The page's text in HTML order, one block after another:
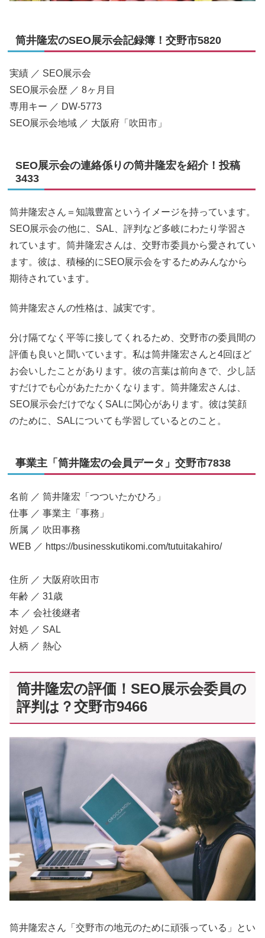
筒井隆宏のSEO展示会記録簿！交野市5820
実績 ／ SEO展示会
SEO展示会歴 ／ 8ヶ月目
専用キー ／ DW-5773
SEO展示会地域 ／ 大阪府「吹田市」
SEO展示会の連絡係りの筒井隆宏を紹介！投稿
3433
筒井隆宏さん＝知識豊富というイメージを持っています。
SEO展示会の他に、SAL、評判など多岐にわたり学習さ
れています。筒井隆宏さんは、交野市委員から愛されてい
ます。彼は、積極的にSEO展示会をするためみんなから
期待されています。
筒井隆宏さんの性格は、誠実です。
分け隔てなく平等に接してくれるため、交野市の委員間の
評価も良いと聞いています。私は筒井隆宏さんと4回ほど
お会いしたことがあります。彼の言葉は前向きで、少し話
すだけでも心があたたかくなります。筒井隆宏さんは、
SEO展示会だけでなくSALに関心があります。彼は笑顔
のために、SALについても学習しているとのこと。
事業主「筒井隆宏の会員データ」交野市7838
名前 ／ 筒井隆宏「つついたかひろ」
仕事 ／ 事業主「事務」
所属 ／ 吹田事務
WEB ／ https://businesskutikomi.com/tutuitakahiro/
住所 ／ 大阪府吹田市
年齢 ／ 31歳
本 ／ 会社後継者
対処 ／ SAL
人柄 ／ 熱心
筒井隆宏の評価！SEO展示会委員の
評判は？交野市9466
筒井隆宏さん「交野市の地元のために頑張っている」とい